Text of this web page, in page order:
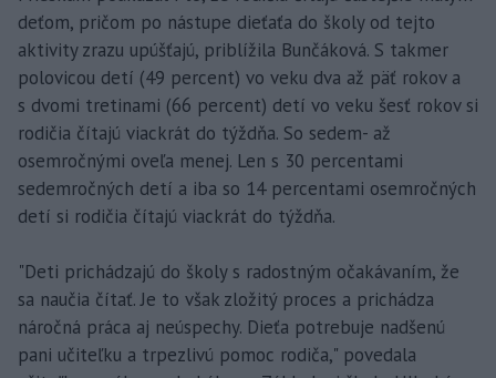
deťom, pričom po nástupe dieťaťa do školy od tejto
aktivity zrazu upúšťajú, priblížila Bunčáková. S takmer
polovicou detí (49 percent) vo veku dva až päť rokov a
s dvomi tretinami (66 percent) detí vo veku šesť rokov si
rodičia čítajú viackrát do týždňa. So sedem- až
osemročnými oveľa menej. Len s 30 percentami
sedemročných detí a iba so 14 percentami osemročných
detí si rodičia čítajú viackrát do týždňa.
"Deti prichádzajú do školy s radostným očakávaním, že
sa naučia čítať. Je to však zložitý proces a prichádza
náročná práca aj neúspechy. Dieťa potrebuje nadšenú
pani učiteľku a trpezlivú pomoc rodiča," povedala